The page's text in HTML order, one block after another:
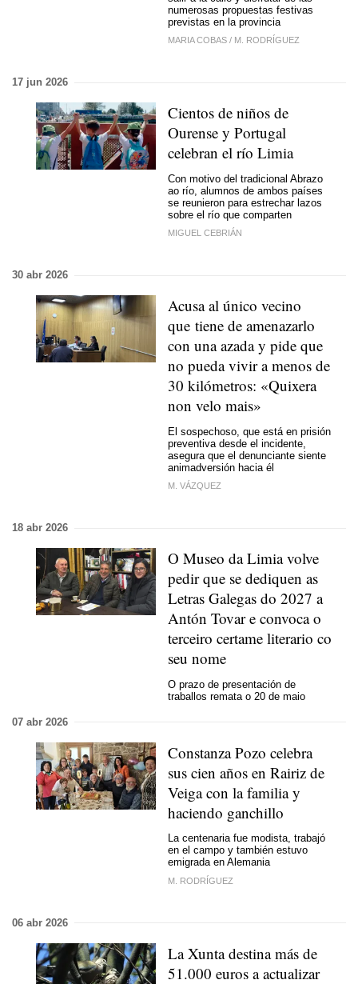
numerosas propuestas festivas
previstas en la provincia
MARIA COBAS / M. RODRÍGUEZ
17 jun 2026
Cientos de niños de
Ourense y Portugal
celebran el río Limia
Con motivo del tradicional Abrazo
ao río, alumnos de ambos países
se reunieron para estrechar lazos
sobre el río que comparten
MIGUEL CEBRIÁN
30 abr 2026
Acusa al único vecino
que tiene de amenazarlo
con una azada y pide que
no pueda vivir a menos de
30 kilómetros: «Quixera
non velo mais»
El sospechoso, que está en prisión
preventiva desde el incidente,
asegura que el denunciante siente
animadversión hacia él
M. VÁZQUEZ
18 abr 2026
O Museo da Limia volve
pedir que se dediquen as
Letras Galegas do 2027 a
Antón Tovar e convoca o
terceiro certame literario co
seu nome
O prazo de presentación de
traballos remata o 20 de maio
07 abr 2026
Constanza Pozo celebra
sus cien años en Rairiz de
Veiga con la familia y
haciendo ganchillo
La centenaria fue modista, trabajó
en el campo y también estuvo
emigrada en Alemania
M. RODRÍGUEZ
06 abr 2026
La Xunta destina más de
51.000 euros a actualizar